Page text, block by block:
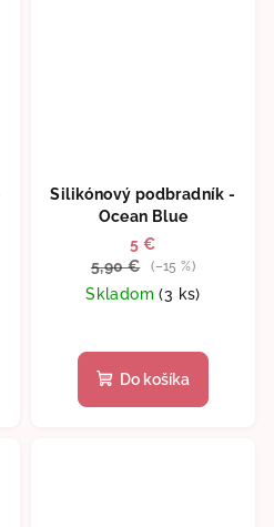
Silikónový podbradník -
Ocean Blue
5 €
5,90 €
(–15 %)
Skladom(3 ks)
Do košíka